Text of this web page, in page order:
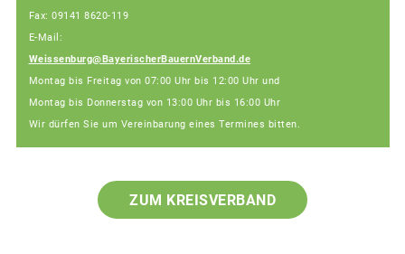
Fax: 09141 8620-119
E-Mail:
Weissenburg@BayerischerBauernVerband.de
Montag bis Freitag von 07:00 Uhr bis 12:00 Uhr und
Montag bis Donnerstag von 13:00 Uhr bis 16:00 Uhr
Wir dürfen Sie um Vereinbarung eines Termines bitten.
ZUM KREISVERBAND